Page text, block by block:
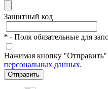
Защитный код
* - Поля обязательные для
Нажимая кнопку "Отправить"
персональных данных.
Отправить